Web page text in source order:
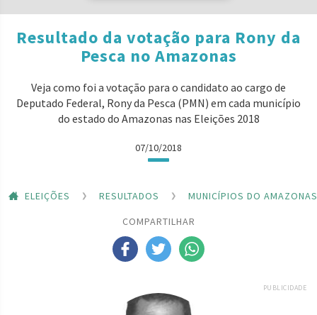
Resultado da votação para Rony da
Pesca no Amazonas
Veja como foi a votação para o candidato ao cargo de
Deputado Federal, Rony da Pesca (PMN) em cada município
do estado do Amazonas nas Eleições 2018
07/10/2018
ELEIÇÕES RESULTADOS
MUNICÍPIOS DO AMAZONAS
COMPARTILHAR
PUBLICIDADE